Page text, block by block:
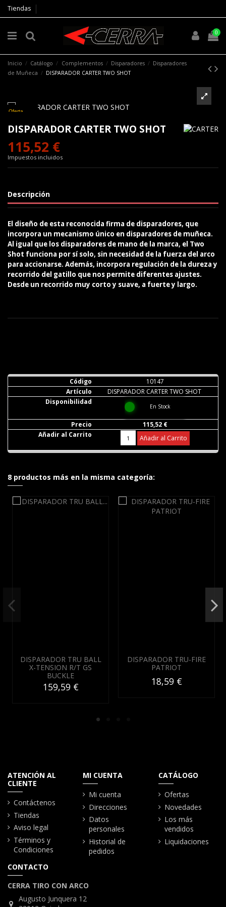
Tiendas
0
Inicio Catálogo Complementos Disparadores
Disparadores
de Muñeca
DISPARADOR CARTER TWO SHOT
Oferta
DISPARADOR CARTER TWO SHOT
115,52 €
Impuestos incluidos
Descripción
El diseño de esta reconocida firma de disparadores, que
incorpora un mecanismo único en disparadores de muñeca.
Al igual que los disparadores de mano de la marca, el Two
Shot funciona por sí solo, sin necesidad de la fuerza del arco
para accionarse. Además, incorpora regulación de la dureza y
recorrido del gatillo que nos permite diferentes ajustes.
Desde un recorrido muy corto y suave, a fuerte y largo.
10147
DISPARADOR CARTER TWO SHOT
En Stock
115,52 €
Añadir al Carrito
8 productos más en la misma categoría:
DISPARADOR TRU BALL
X-TENSION R/T GS
BUCKLE
159,59 €
DISPARADOR TRU-FIRE
PATRIOT
18,59 €
ATENCIÓN AL
CLIENTE
Contáctenos
Tiendas
Aviso legal
Términos y
Condiciones
MI CUENTA
Mi cuenta
Direcciones
Datos
personales
Historial de
pedidos
CATÁLOGO
Ofertas
Novedades
Los más
vendidos
Liquidaciones
CONTACTO
CERRA TIRO CON ARCO
Augusto Junquera 12